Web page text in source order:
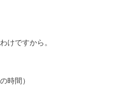
けですから。
時間）